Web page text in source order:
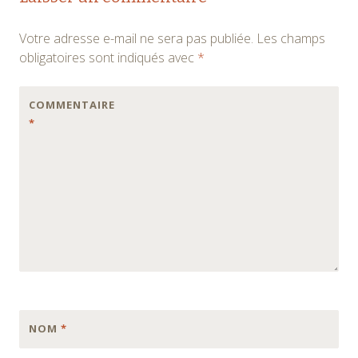
articles
Votre adresse e-mail ne sera pas publiée. Les champs
obligatoires sont indiqués avec *
COMMENTAIRE
*
NOM *